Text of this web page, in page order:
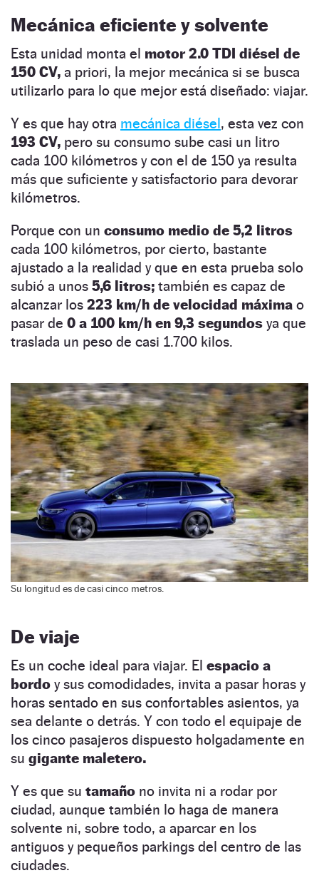
Mecánica eficiente y solvente
Esta unidad monta el motor 2.0 TDI diésel de
150 CV, a priori, la mejor mecánica si se busca
utilizarlo para lo que mejor está diseñado: viajar.
Y es que hay otra mecánica diésel, esta vez con
193 CV, pero su consumo sube casi un litro
cada 100 kilómetros y con el de 150 ya resulta
más que suficiente y satisfactorio para devorar
kilómetros.
Porque con un consumo medio de 5,2 litros
cada 100 kilómetros, por cierto, bastante
ajustado a la realidad y que en esta prueba solo
subió a unos 5,6 litros; también es capaz de
alcanzar los 223 km/h de velocidad máxima o
pasar de 0 a 100 km/h en 9,3 segundos ya que
traslada un peso de casi 1.700 kilos.
Su longitud es de casi cinco metros.
De viaje
Es un coche ideal para viajar. El espacio a
bordo y sus comodidades, invita a pasar horas y
horas sentado en sus confortables asientos, ya
sea delante o detrás. Y con todo el equipaje de
los cinco pasajeros dispuesto holgadamente en
su gigante maletero.
Y es que su tamaño no invita ni a rodar por
ciudad, aunque también lo haga de manera
solvente ni, sobre todo, a aparcar en los
antiguos y pequeños parkings del centro de las
ciudades.